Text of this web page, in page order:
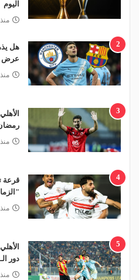
اليوم
2
هل
عرض
منذ 11 ساعة
3
4
قرعة
5
دور الـ 32 بالكونفدرالية